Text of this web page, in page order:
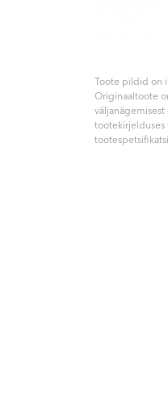
Toote pildid on
Originaaltoote
tootekirjelduses